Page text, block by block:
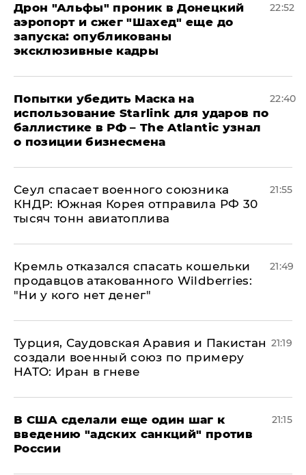
Дрон "Альфы" проник в Донецкий
аэропорт и сжег "Шахед" еще до
запуска: опубликованы
эксклюзивные кадры
22:52
Попытки убедить Маска на
использование Starlink для ударов по
баллистике в РФ – The Atlantic узнал
о позиции бизнесмена
22:40
​Сеул спасает военного союзника
КНДР: Южная Корея отправила РФ 30
тысяч тонн авиатоплива
21:55
Кремль отказался спасать кошельки
продавцов атакованного Wildberries:
"Ни у кого нет денег"
21:49
Турция, Саудовская Аравия и Пакистан
создали военный союз по примеру
НАТО: Иран в гневе
21:19
В США сделали еще один шаг к
введению "адских санкций" против
России
21:15